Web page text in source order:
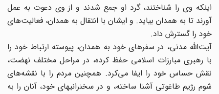
اینکه وی را شناختند، گرد او جمع شدند و از وی دعوت به عمل
آورند تا به همدان بیاید. و ایشان با انتقال به همدان، فعالیت‌های
خود را گسترش داد.
آیت‌الله مدنی، در سفرهای خود به همدان، پیوسته ارتباط خود را
با رهبری مبارزات اسلامی حفظ کرده، در مراحل مختلف نهضت،
نقش حساس خود را ایفا می‌کرد. همچنین مردم را با نقشه‌های
شوم رژیم طاغوتی آشنا ساخته، و در سخنرانیهای خود، آنان را به